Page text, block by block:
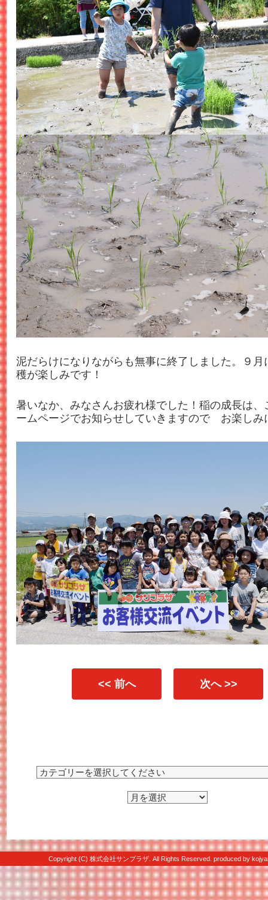
泥だらけになりながらも無事に終了しました。９月
穫が楽しみです！
暑いなか、みなさんお疲れ様でした！稲の成長は、
ームページでお知らせしていきますので お楽しみ
<< 前へ 次へ >>
Copyright (C) 株式会社サンプラザ. All Rights Reserved. produced by